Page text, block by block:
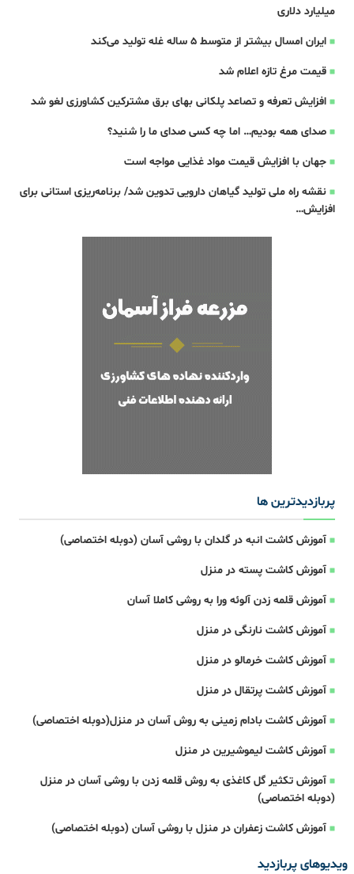
میلیارد دلاری
ایران امسال بیشتر از متوسط 5 ساله غله تولید می‌کند
قیمت مرغ تازه اعلام شد
افزایش تعرفه و تصاعد پلکانی بهای برق مشترکین کشاورزی لغو شد
صدای همه بودیم… اما چه کسی صدای ما را شنید؟
جهان با افزایش قیمت مواد غذایی مواجه است
نقشه راه ملی تولید گیاهان دارویی تدوین شد/ برنامه‌ریزی استانی برای
افزایش…
پربازدیدترین ها
آموزش کاشت انبه در گلدان با روشی آسان (دوبله اختصاصی)
آموزش کاشت پسته در منزل
آموزش قلمه زدن آلوئه ورا به روشی کاملا آسان
آموزش کاشت نارنگی در منزل
آموزش کاشت خرمالو در منزل
آموزش کاشت پرتقال در منزل
آموزش کاشت بادام زمینی به روش آسان در منزل(دوبله اختصاصی)
آموزش کاشت لیموشیرین در منزل
آموزش تکثیر گل کاغذی به روش قلمه زدن با روشی آسان در منزل
(دوبله اختصاصی)
آموزش کاشت زعفران در منزل با روشی آسان (دوبله اختصاصی)
ویدیوهای پربازدید